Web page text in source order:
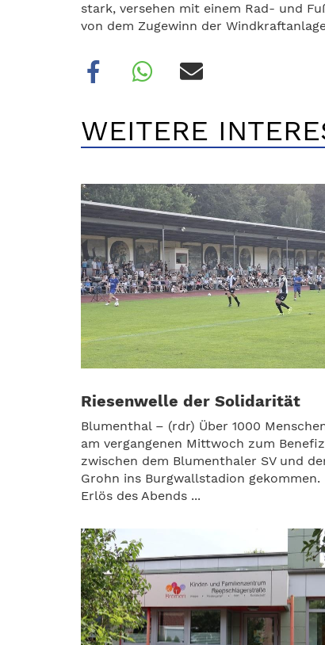
stark, versehen mit einem Rad- und
von dem Zugewinn der
WEITERE
Riesenwelle der Solidarität
Blumenthal – (rdr) Über 1000
am vergangenen Mittwoch zum
zwischen dem Blumenthaler SV und
Grohn ins Burgwallstadion gekommen.
Erlös des Abends ...